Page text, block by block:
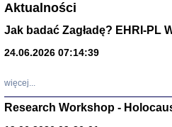
Aktualności
Jak badać Zagładę? EHRI-PL
24.06.2026 07:14:39
więcej...
Research Workshop -